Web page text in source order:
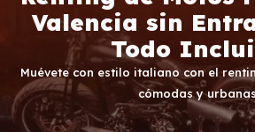
Valencia sin
Todo
Muévete con estilo italiano con el
cómodas y